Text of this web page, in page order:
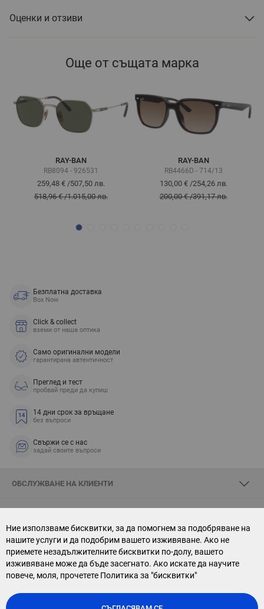
Ние използваме бисквитки, за да помогнем за подобряване на
нашите услуги и да подобрим вашето изживяване. Ако не
приемете незадължителните бисквитки по-долу, вашето
изживяване може да бъде засегнато. Ако искате да научите
повече, моля, прочетете Политика за "бисквитки"
Оценки и отзиви
Още от същата марка
RAY-BAN
RB8094 - 926531
259,48 €/507,50 лв.
518,96 €/1.015,00 лв.
RAY-BAN
RB4466D - 714/13
130,00 €/254,26 лв.
200,00 €/391,17 лв.
Безплатна доставка
Box Now
Click & collect
вземи от наша оптика
Само оригинални модели
гарантирана автентичност
Преглед и тест
пробвай преди да купиш
14 дни срок за връщане
без въпроси
Свържи се с нас
задай своите въпроси
ОБСЛУЖВАНЕ НА КЛИЕНТИ
СВЪРЖИ СЕ С НАС
АБОНАМЕНТ ЗА БЮЛЕТИН